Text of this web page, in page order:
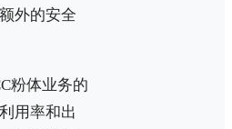
外的安全
粉体业务的
用率和出